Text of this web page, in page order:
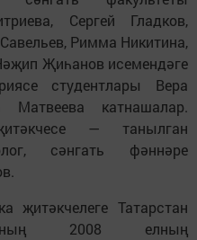
Сергей Гладков,
Римма Никитина,
Җиһанов исемендәге
студентлары Вера
катнашалар.
— танылган
сәнгать фәннәре
җитәкчелеге Татарстан
2008 елның